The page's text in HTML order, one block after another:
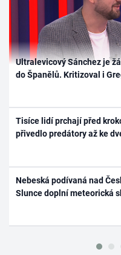
Ultralevicový Sánchez je
do Španělů. Kritizoval i
Tisíce lidí prchají před
přivedlo predátory až ke
Nebeská podívaná nad
Slunce doplní meteorická